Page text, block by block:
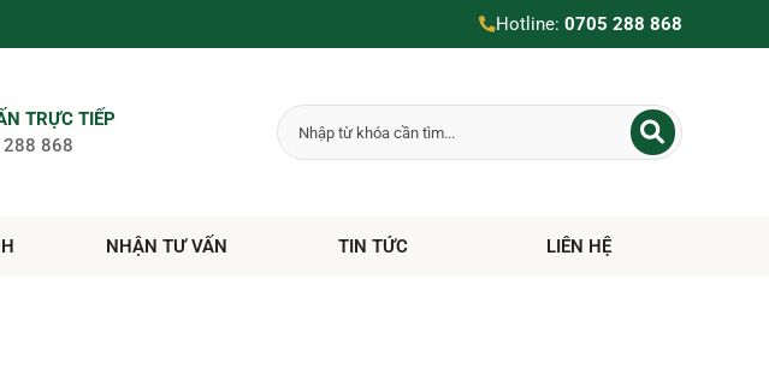
Hotline: 0705 288 868
TRỰC TIẾP
868
NHẬN TƯ VẤN TIN TỨC LIÊN HỆ